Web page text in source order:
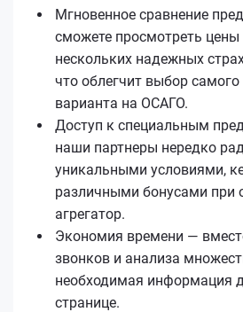
Мгновенное сравнение
сможете просмотреть цены
нескольких надежных
что облегчит выбор
варианта на ОСАГО.
Доступ к специальным
наши партнеры нередко
уникальными условиями,
различными бонусами при
агрегатор.
Экономия времени —
звонков и анализа
необходимая информация
странице.